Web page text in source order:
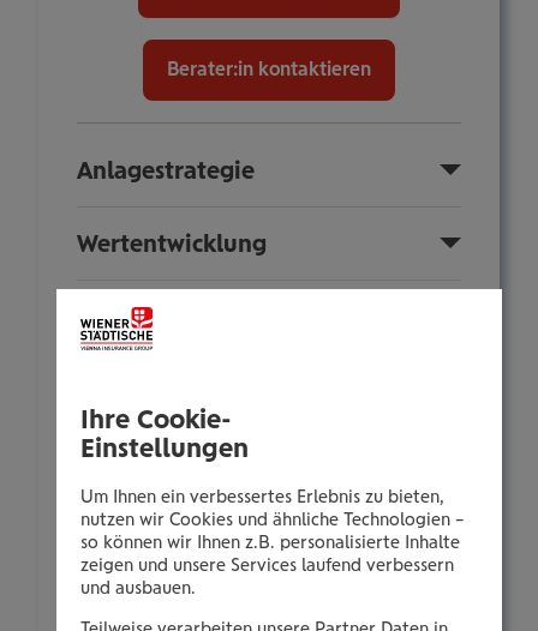
Berater:in kontaktieren
Anlagestrategie
Wertentwicklung
Sparplan
Nachhaltigkeit
Anlegerinformationen
Ihre Cookie-
Einstellungen
Um Ihnen ein verbessertes Erlebnis zu bieten,
nutzen wir Cookies und ähnliche Technologien –
so können wir Ihnen z.B. personalisierte Inhalte
zeigen und unsere Services laufend verbessern
und ausbauen.